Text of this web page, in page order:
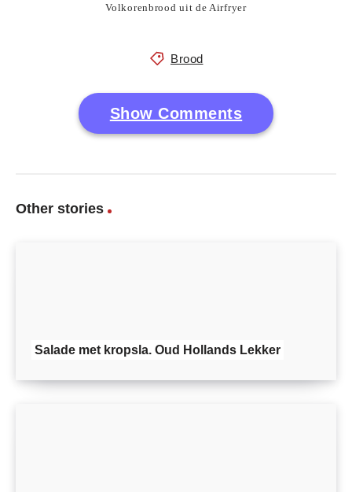
Volkorenbrood uit de Airfryer
Brood
Show Comments
Other stories
Salade met kropsla. Oud Hollands Lekker